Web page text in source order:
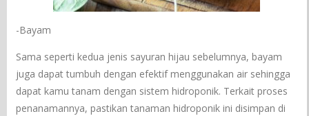
-Bayam
Sama seperti kedua jenis sayuran hijau sebelumnya, bayam
juga dapat tumbuh dengan efektif menggunakan air sehingga
dapat kamu tanam dengan sistem hidroponik. Terkait proses
penanamannya, pastikan tanaman hidroponik ini disimpan di